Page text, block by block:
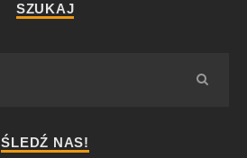
SZUKAJ
ŚLEDŹ NAS!